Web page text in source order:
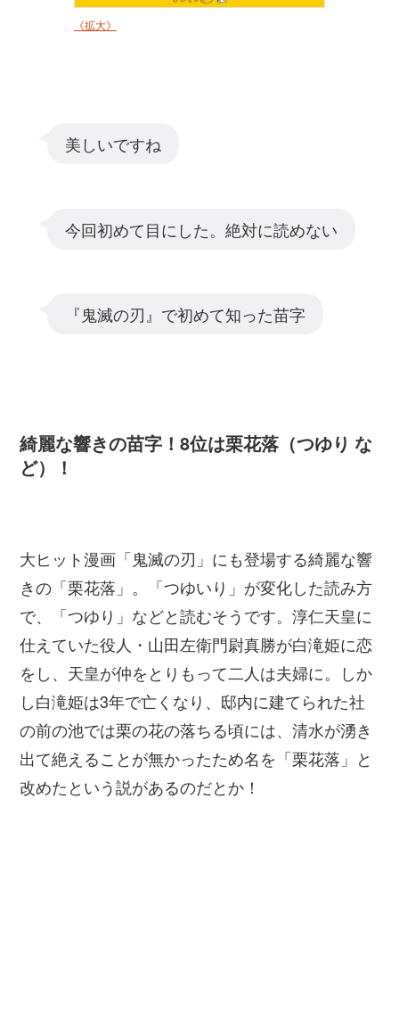
《拡大》
美しいですね
今回初めて目にした。絶対に読めない
『鬼滅の刃』で初めて知った苗字
綺麗な響きの苗字！8位は栗花落（つゆり な
ど）！
大ヒット漫画「鬼滅の刃」にも登場する綺麗な響
きの「栗花落」。「つゆいり」が変化した読み方
で、「つゆり」などと読むそうです。淳仁天皇に
仕えていた役人・山田左衛門尉真勝が白滝姫に恋
をし、天皇が仲をとりもって二人は夫婦に。しか
し白滝姫は3年で亡くなり、邸内に建てられた社
の前の池では栗の花の落ちる頃には、清水が湧き
出て絶えることが無かったため名を「栗花落」と
改めたという説があるのだとか！